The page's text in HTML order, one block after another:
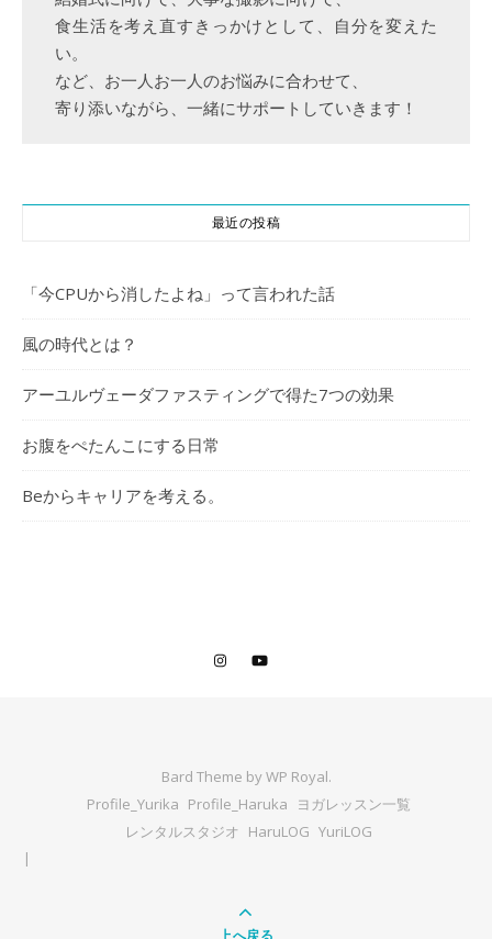
食生活を考え直すきっかけとして、自分を変えた
い。
など、お一人お一人のお悩みに合わせて、
寄り添いながら、一緒にサポートしていきます！
最近の投稿
「今CPUから消したよね」って言われた話
風の時代とは？
アーユルヴェーダファスティングで得た7つの効果
お腹をぺたんこにする日常
Beからキャリアを考える。
Bard Theme byWP Royal.
Profile_Yurika Profile_Haruka
ヨガレッスン一覧
レンタルスタジオ HaruLOG YuriLOG
上へ戻る